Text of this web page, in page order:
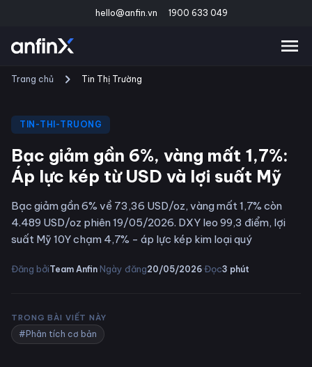
hello@anfin.vn 1900 633 049
Trang chủ Tin Thị Trường
TIN-THI-TRUONG
Bạc giảm gần 6%, vàng mất 1,7%:
Áp lực kép từ USD và lợi suất Mỹ
Bạc giảm gần 6% về 73,36 USD/oz, vàng mất 1,7% còn
4.489 USD/oz phiên 19/05/2026. DXY leo 99,3 điểm, lợi
suất Mỹ 10Y chạm 4,7% - áp lực kép kim loại quý
Đăng bởiTeam Anfin·Ngày đăng20/05/2026·Đọc3 phút
TRONG BÀI VIẾT NÀY
#Phân tích cơ bản